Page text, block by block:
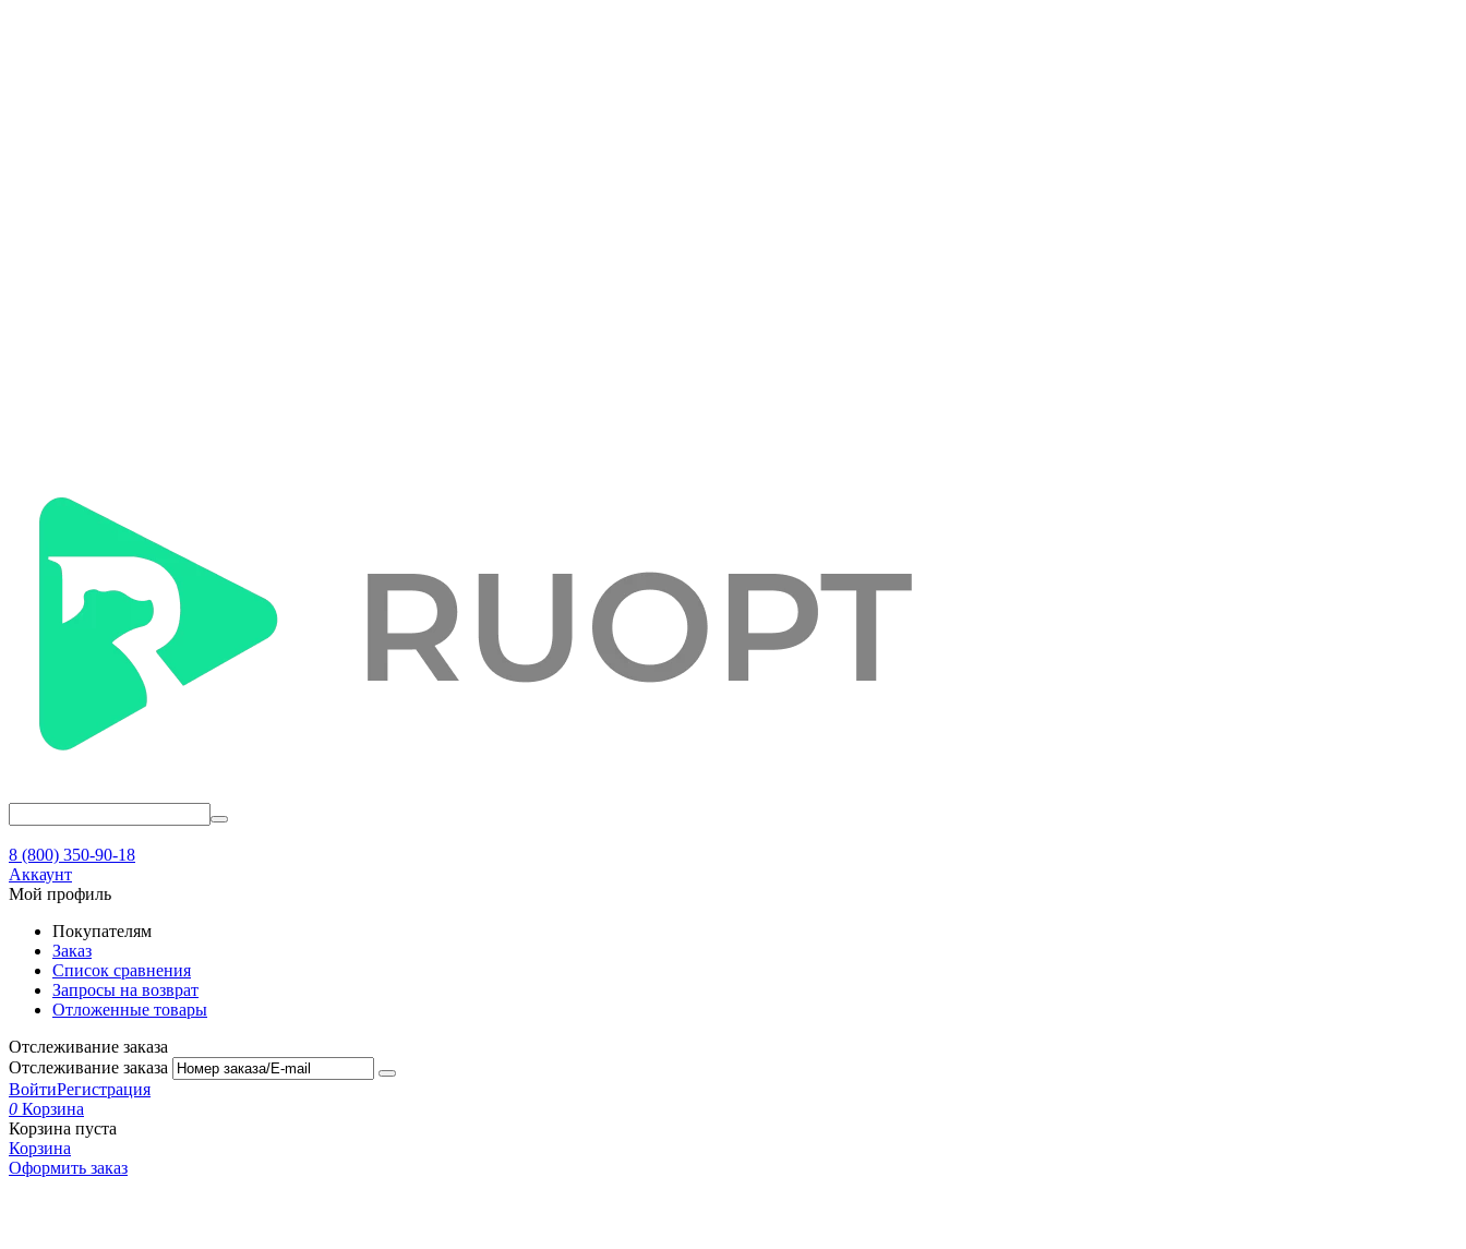
8 (800) 350-90-18
Аккаунт
Мой профиль
Покупателям
Заказ
Список сравнения
Запросы на возврат
Отложенные товары
Отслеживание заказа
Отслеживание заказа
ВойтиРегистрация
0 Корзина
Корзина пуста
Корзина
Оформить заказ